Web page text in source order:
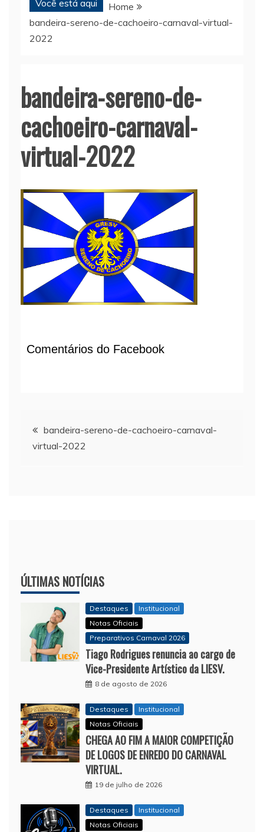
Você está aqui
Home
bandeira-sereno-de-cachoeiro-carnaval-virtual-
2022
bandeira-sereno-de-
cachoeiro-carnaval-
virtual-2022
Comentários do Facebook
Navegação
de
bandeira-sereno-de-cachoeiro-carnaval-
virtual-2022
ÚLTIMAS NOTÍCIAS
Destaques
Institucional
Notas Oficiais
Preparativos Carnaval 2026
Tiago Rodrigues renuncia ao cargo de
Vice-Presidente Artístico da LIESV.
8 de agosto de 2026
Destaques
Institucional
Notas Oficiais
CHEGA AO FIM A MAIOR COMPETIÇÃO
DE LOGOS DE ENREDO DO CARNAVAL
VIRTUAL.
19 de julho de 2026
Destaques
Institucional
Notas Oficiais